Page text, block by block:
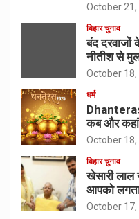
October 21,
बिहार चुनाव
बंद दरवाजों
नीतीश से
October 18,
धर्म
कब और कहां
October 18,
बिहार चुनाव
खेसारी लाल
आपको
October 17,